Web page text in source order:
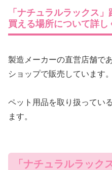
「ナチュラルラックス
買える場所について詳し
製造メーカーの直営店舗で
ショップで販売しています。
ペット用品を取り扱ってい
ます。
「ナチュラルラック